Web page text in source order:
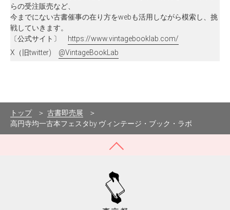
らの受注販売など、
今までにない古書催事の在り方をwebも活用しながら模索し、挑
戦していきます。
〔公式サイト〕
https://www.vintagebooklab.com/
X（旧twitter) @VintageBookLab
トップ
古書即売展
高円寺均一古本フェスタby ヴィンテージ・ブック・ラボ